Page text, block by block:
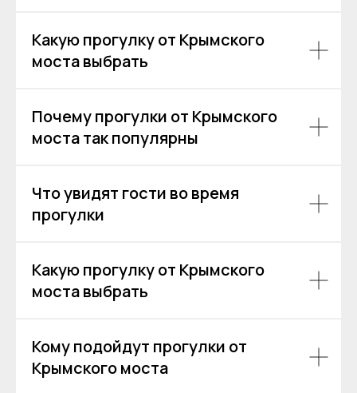
Какую прогулку от Крымского
моста выбрать
Почему прогулки от Крымского
моста так популярны
Что увидят гости во время
прогулки
Какую прогулку от Крымского
моста выбрать
Кому подойдут прогулки от
Крымского моста
Остались вопросы?
Я даю согласие на обработку моих
ознакомлен(а) с
персональных данных.